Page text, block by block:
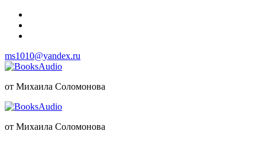
Перейти
содержимому
ms1010@yandex.ru
от Михаила Соломонова
от Михаила Соломонова